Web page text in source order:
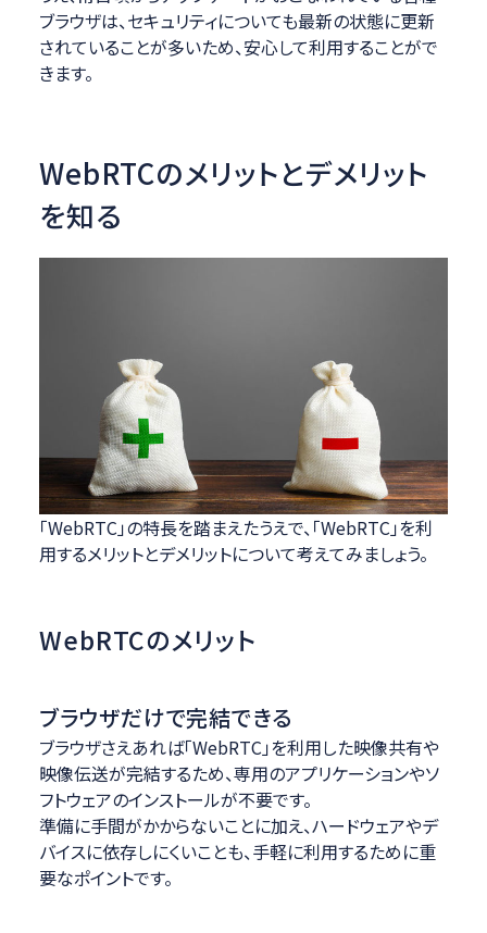
ブラウザは、セキュリティについても最新の状態に更新
されていることが多いため、安心して利用することがで
きます。
WebRTCのメリットとデメリット
を知る
「WebRTC」の特長を踏まえたうえで、「WebRTC」を利
用するメリットとデメリットについて考えてみましょう。
WebRTCのメリット
ブラウザだけで完結できる
ブラウザさえあれば「WebRTC」を利用した映像共有や
映像伝送が完結するため、専用のアプリケーションやソ
フトウェアのインストールが不要です。
準備に手間がかからないことに加え、ハードウェアやデ
バイスに依存しにくいことも、手軽に利用するために重
要なポイントです。